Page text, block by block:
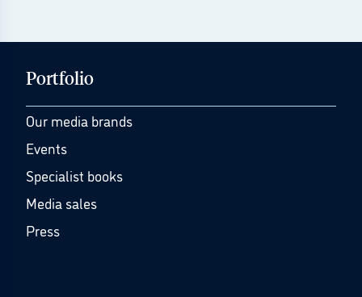
Portfolio
Our media brands
Events
Specialist books
Media sales
Press